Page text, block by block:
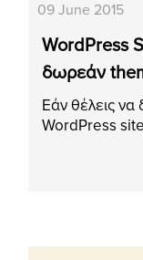
09 June 2015
WordPress
δωρεάν
Εάν θέλεις
WordPress